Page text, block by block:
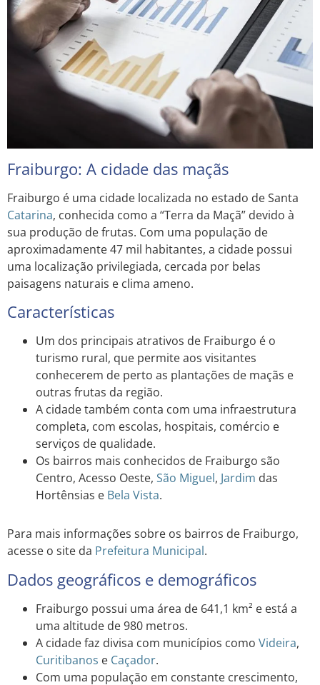
Fraiburgo: A cidade das maçãs
Fraiburgo é uma cidade localizada no estado de Santa
Catarina, conhecida como a “Terra da Maçã” devido à
sua produção de frutas. Com uma população de
aproximadamente 47 mil habitantes, a cidade possui
uma localização privilegiada, cercada por belas
paisagens naturais e clima ameno.
Características
Um dos principais atrativos de Fraiburgo é o
turismo rural, que permite aos visitantes
conhecerem de perto as plantações de maçãs e
outras frutas da região.
A cidade também conta com uma infraestrutura
completa, com escolas, hospitais, comércio e
serviços de qualidade.
Os bairros mais conhecidos de Fraiburgo são
Centro, Acesso Oeste, São Miguel, Jardim das
Hortênsias e Bela Vista.
Para mais informações sobre os bairros de Fraiburgo,
acesse o site da Prefeitura Municipal.
Dados geográficos e demográficos
Fraiburgo possui uma área de 641,1 km² e está a
uma altitude de 980 metros.
A cidade faz divisa com municípios como Videira,
Curitibanos e Caçador.
Com uma população em constante crescimento,